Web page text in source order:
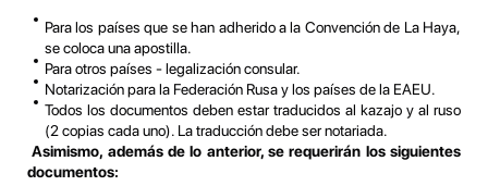
Para los países que se han adherido a la Convención de La Haya,
se coloca una apostilla.
Para otros países - legalización consular.
Notarización para la Federación Rusa y los países de la EAEU.
Todos los documentos deben estar traducidos al kazajo y al ruso
(2 copias cada uno). La traducción debe ser notariada.
Asimismo, además de lo anterior, se requerirán los siguientes
documentos: